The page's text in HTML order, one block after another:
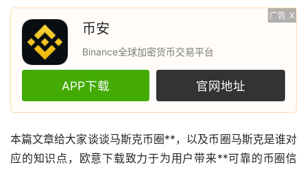
广告 X
币安
Binance全球加密货币交易平台
APP下载 官网地址
本篇文章给大家谈谈马斯克币圈**，以及币圈马斯克是谁对
应的知识点， 欧意下载致力于为用户带来**可靠的币圈信